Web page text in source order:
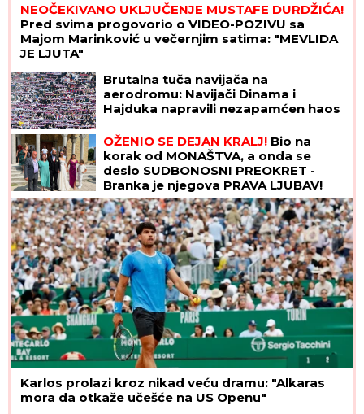
NEOČEKIVANO UKLJUČENJE MUSTAFE DURDŽIĆA!
Pred svima progovorio o VIDEO-POZIVU sa
Majom Marinković u večernjim satima: "MEVLIDA
JE LJUTA"
Brutalna tuča navijača na
aerodromu: Navijači Dinama i
Hajduka napravili nezapamćen haos
OŽENIO SE DEJAN KRALJ! Bio na
korak od MONAŠTVA, a onda se
desio SUDBONOSNI PREOKRET -
Branka je njegova PRAVA LJUBAV!
Karlos prolazi kroz nikad veću dramu: "Alkaras
mora da otkaže učešće na US Openu"